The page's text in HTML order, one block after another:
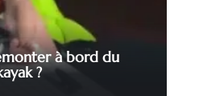
à bord du
?